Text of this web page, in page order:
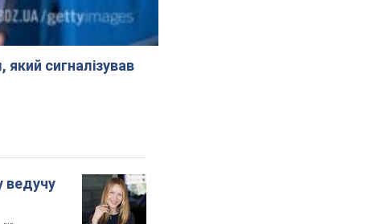
сигналізував
ведучу